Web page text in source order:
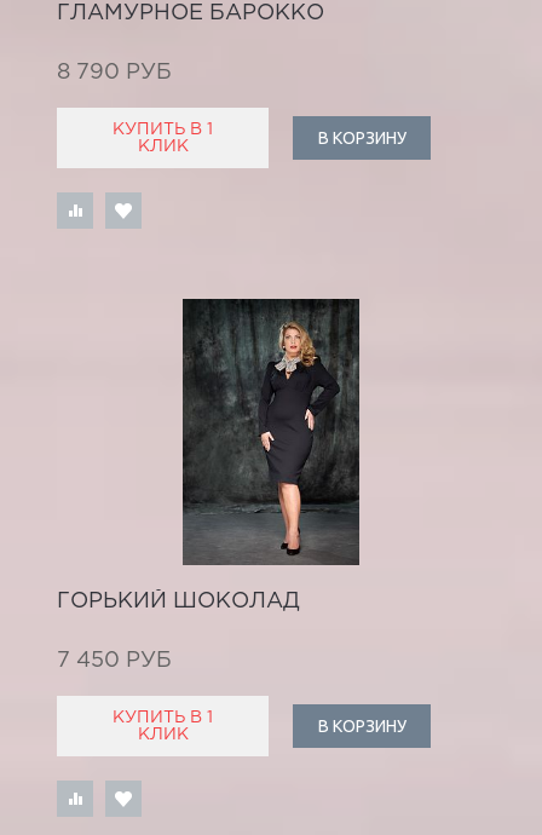
ГЛАМУРНОЕ БАРОККО
8 790 РУБ
КУПИТЬ В 1
КЛИК
В КОРЗИНУ
ГОРЬКИЙ ШОКОЛАД
7 450 РУБ
КУПИТЬ В 1
КЛИК
В КОРЗИНУ